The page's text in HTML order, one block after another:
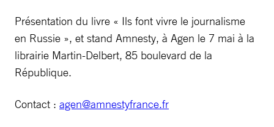
Présentation du livre « Ils font vivre le journalisme
en Russie », et stand Amnesty, à Agen le 7 mai à la
librairie Martin-Delbert, 85 boulevard de la
République.
Contact : agen@amnestyfrance.fr